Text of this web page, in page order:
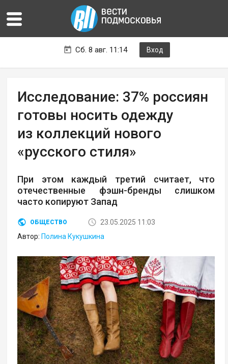
Сб. 8 авг. 11:14 Вход
Исследование: 37% россиян
готовы носить одежду
из коллекций нового
«русского стиля»
При этом каждый третий считает, что
отечественные фэшн-бренды слишком
часто копируют Запад
ОБЩЕСТВО
23.05.2025 11:03
Автор: Полина Кукушкина